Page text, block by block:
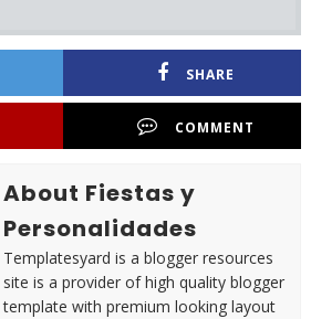
SHARE
COMMENT
About Fiestas y
Personalidades
Templatesyard is a blogger resources
site is a provider of high quality blogger
template with premium looking layout